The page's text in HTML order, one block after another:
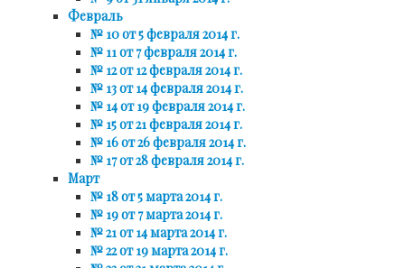
Февраль
№ 10 от 5 февраля 2014 г.
№ 11 от 7 февраля 2014 г.
№ 12 от 12 февраля 2014 г.
№ 13 от 14 февраля 2014 г.
№ 14 от 19 февраля 2014 г.
№ 15 от 21 февраля 2014 г.
№ 16 от 26 февраля 2014 г.
№ 17 от 28 февраля 2014 г.
Март
№ 18 от 5 марта 2014 г.
№ 19 от 7 марта 2014 г.
№ 21 от 14 марта 2014 г.
№ 22 от 19 марта 2014 г.